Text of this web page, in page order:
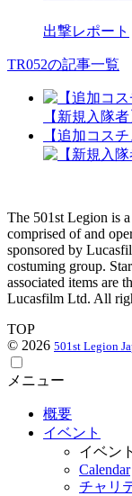
出撃レポート
TR052の記事一覧
【新規入隊
【追加コス
The 501st Legion is
comprised of and
sponsored by
costuming group.
associated items
Lucasfilm Ltd. All
TOP
© 2026 501st Legion
メニュー
概要
イベント
イベント
Calendar
チャリ